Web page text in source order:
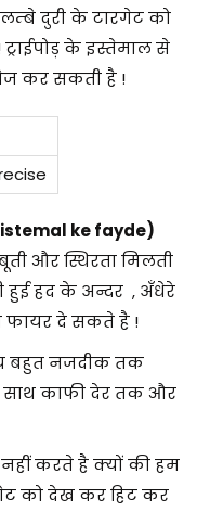
दुरी के टारगेट को
के इस्तेमाल से
कर सकती है !
istemal ke fayde)
और स्थिरता मिलती
हुई हद के अन्दर , अँधेरे
फायर दे सकते है !
बहुत नजदीक तक
काफी देर तक और
नहीं करते है क्यों की हम
को देख कर हिट कर